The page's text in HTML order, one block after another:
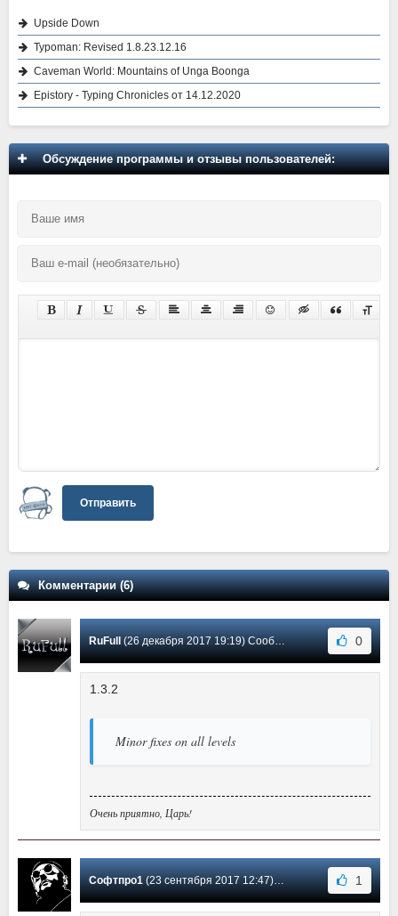
Upside Down
Typoman: Revised 1.8.23.12.16
Caveman World: Mountains of Unga Boonga
Epistory - Typing Chronicles от 14.12.2020
Обсуждение программы и отзывы пользователей:
Отправить
Комментарии (6)
RuFull(26 декабря 2017 19:19) Сообщение #6 0
1.3.2
Minor fixes on all levels
Очень приятно, Царь!
Софтпро1(23 сентября 2017 12:47) Сообщение #5 1